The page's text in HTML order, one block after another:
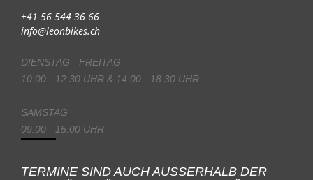
+41 56 544 36 66
info@leonbikes.ch
DIENSTAG - FREITAG
10:00 - 12:30 UHR & 14:00 - 18:30 UHR
SAMSTAG
09:00 - 15:00 UHR
TERMINE SIND AUCH AUSSERHALB DER